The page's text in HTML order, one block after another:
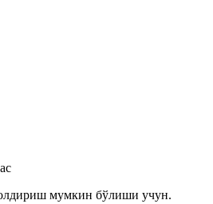
мумкин бўлиши учун.